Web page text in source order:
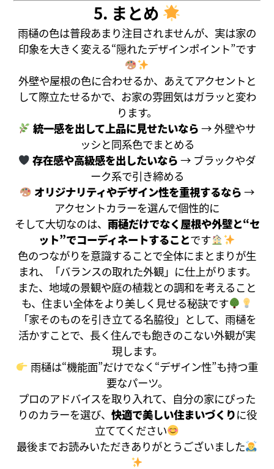
5. まとめ
雨樋の色は普段あまり注目されませんが、実は家の
印象を大きく変える“隠れたデザインポイント”です
外壁や屋根の色に合わせるか、あえてアクセントと
して際立たせるかで、お家の雰囲気はガラッと変わ
ります。
統一感を出して上品に見せたいなら → 外壁やサ
ッシと同系色でまとめる
存在感や高級感を出したいなら → ブラックやダ
ーク系で引き締める
オリジナリティやデザイン性を重視するなら →
アクセントカラーを選んで個性的に
そして大切なのは、 雨樋だけでなく屋根や外壁と“セ
ット”でコーディネートすることです
色のつながりを意識することで全体にまとまりが生
まれ、「バランスの取れた外観」に仕上がります。
また、地域の景観や庭の植栽との調和を考えること
も、住まい全体をより美しく見せる秘訣です
「家そのものを引き立てる名脇役」として、雨樋を
活かすことで、長く住んでも飽きのこない外観が実
現します。
雨樋は“機能面”だけでなく“デザイン性”も持つ重
要なパーツ。
プロのアドバイスを取り入れて、自分の家にぴった
りのカラーを選び、 快適で美しい住まいづくりに役
立ててください
最後までお読みいただきありがとうございました